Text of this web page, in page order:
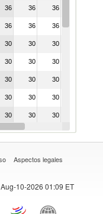
36 36 36
36 36 36
30 30 30
30 30 30
30 30 30
30 30 30
30 30 30
30 30 30 30
Aspectos legales
Aug-10-2026 01:09 ET